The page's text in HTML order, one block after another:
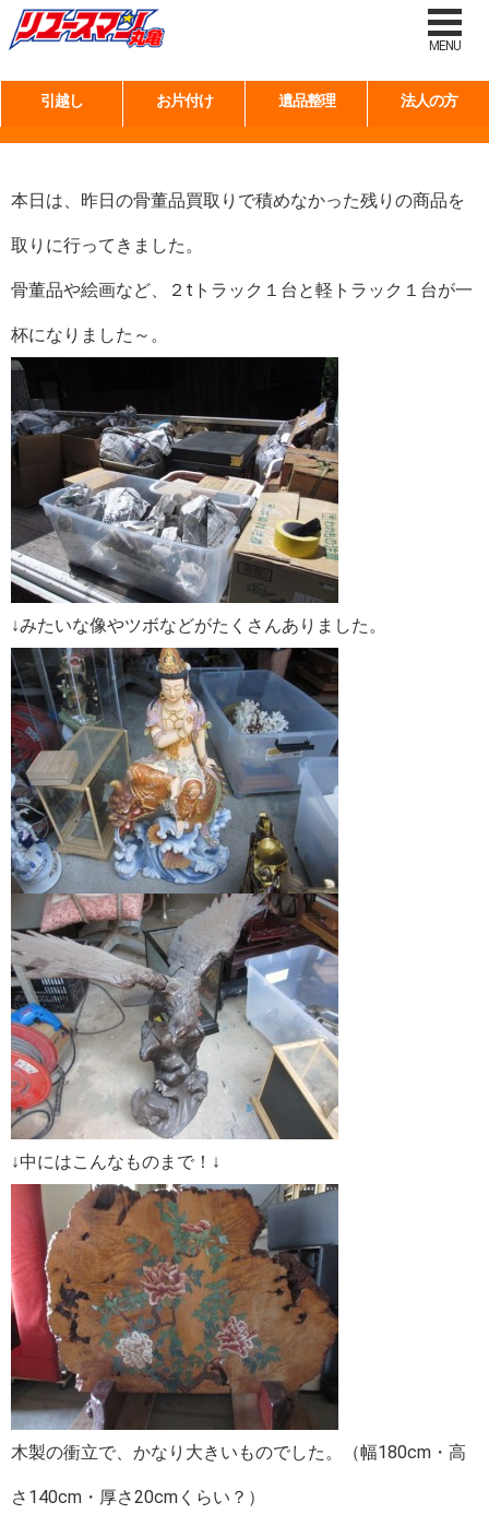
MENU
引越し お片付け 遺品整理 法人の方
タグ:什器
骨董品の買取り・続編！
本日は、昨日の骨董品買取りで積めなかった残りの商品を
取りに行ってきました。
骨董品や絵画など、２tトラック１台と軽トラック１台が一
杯になりました～。
↓みたいな像やツボなどがたくさんありました。
↓中にはこんなものまで！↓
木製の衝立で、かなり大きいものでした。（幅180cm・高
さ140cm・厚さ20cmくらい？）